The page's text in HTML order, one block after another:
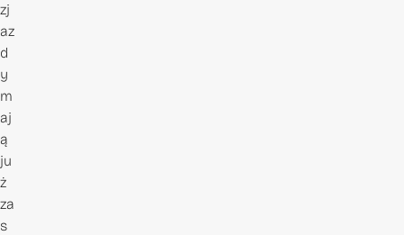
zj
az
d
y
m
aj
ą
ju
ż
za
s